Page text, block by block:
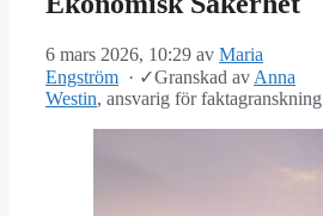
6 mars 2026, 10:29 av Maria
Engström · ✓Granskad av Anna
Westin, ansvarig för faktagranskning